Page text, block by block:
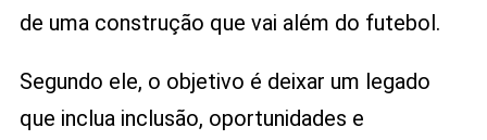
de uma construção que vai além do futebol.
Segundo ele, o objetivo é deixar um legado
que inclua inclusão, oportunidades e